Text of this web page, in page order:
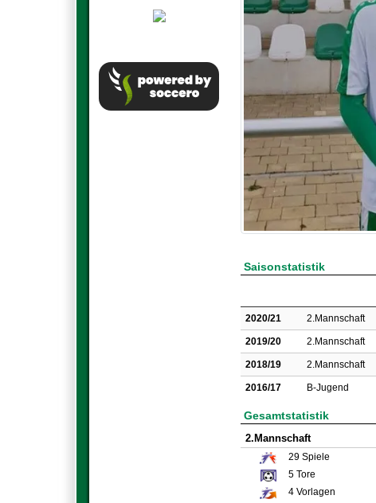
Saisonstatistik
2020/21 2.Mannschaft
2019/20 2.Mannschaft
2018/19 2.Mannschaft
2016/17 B-Jugend
Gesamtstatistik
2.Mannschaft
29 Spiele
5 Tore
4 Vorlagen